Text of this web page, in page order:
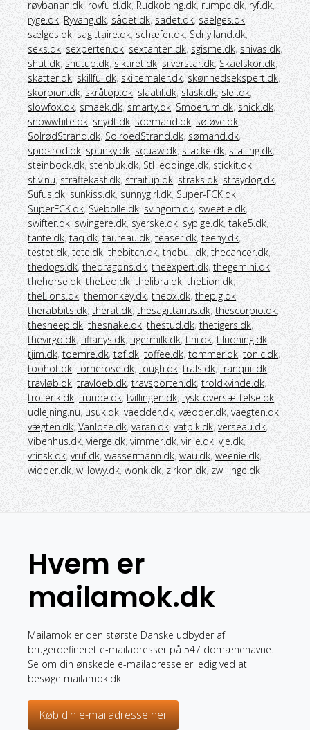
røvbanan.dk, rovfuld.dk, Rudkobing.dk, rumpe.dk, ryf.dk,
ryge.dk, Ryvang.dk, sådet.dk, sadet.dk, saelges.dk,
sælges.dk, sagittaire.dk, schæfer.dk, SdrJylland.dk,
seks.dk, sexperten.dk, sextanten.dk, sgisme.dk, shivas.dk,
shut.dk, shutup.dk, siktiret.dk, silverstar.dk, Skaelskor.dk,
skatter.dk, skillful.dk, skiltemaler.dk, skønhedsekspert.dk,
skorpion.dk, skråtop.dk, slaatil.dk, slask.dk, slef.dk,
slowfox.dk, smaek.dk, smarty.dk, Smoerum.dk, snick.dk,
snowwhite.dk, snydt.dk, soemand.dk, søløve.dk,
SolrødStrand.dk, SolroedStrand.dk, sømand.dk,
spidsrod.dk, spunky.dk, squaw.dk, stacke.dk, stalling.dk,
steinbock.dk, stenbuk.dk, StHeddinge.dk, stickit.dk,
stiv.nu, straffekast.dk, straitup.dk, straks.dk, straydog.dk,
Sufus.dk, sunkiss.dk, sunnygirl.dk, Super-FCK.dk,
SuperFCK.dk, Svebolle.dk, svingom.dk, sweetie.dk,
swifter.dk, swingere.dk, syerske.dk, sypige.dk, take5.dk,
tante.dk, taq.dk, taureau.dk, teaser.dk, teeny.dk,
testet.dk, tete.dk, thebitch.dk, thebull.dk, thecancer.dk,
thedogs.dk, thedragons.dk, theexpert.dk, thegemini.dk,
thehorse.dk, theLeo.dk, thelibra.dk, theLion.dk,
theLions.dk, themonkey.dk, theox.dk, thepig.dk,
therabbits.dk, therat.dk, thesagittarius.dk, thescorpio.dk,
thesheep.dk, thesnake.dk, thestud.dk, thetigers.dk,
thevirgo.dk, tiffanys.dk, tigermilk.dk, tihi.dk, tilridning.dk,
tjim.dk, toemre.dk, tøf.dk, toffee.dk, tommer.dk, tonic.dk,
toohot.dk, tornerose.dk, tough.dk, trals.dk, tranquil.dk,
travløb.dk, travloeb.dk, travsporten.dk, troldkvinde.dk,
trollerik.dk, trunde.dk, tvillingen.dk, tysk-oversættelse.dk,
udlejning.nu, usuk.dk, vaedder.dk, vædder.dk, vaegten.dk,
vægten.dk, Vanlose.dk, varan.dk, vatpik.dk, verseau.dk,
Vibenhus.dk, vierge.dk, vimmer.dk, virile.dk, vje.dk,
vrinsk.dk, vruf.dk, wassermann.dk, wau.dk, weenie.dk,
widder.dk, willowy.dk, wonk.dk, zirkon.dk, zwillinge.dk
Hvem er
mailamok.dk
Mailamok er den største Danske udbyder af
brugerdefineret e-mailadresser på 547 domænenavne.
Se om din ønskede e-mailadresse er ledig ved at
besøge mailamok.dk
Køb din e-mailadresse her